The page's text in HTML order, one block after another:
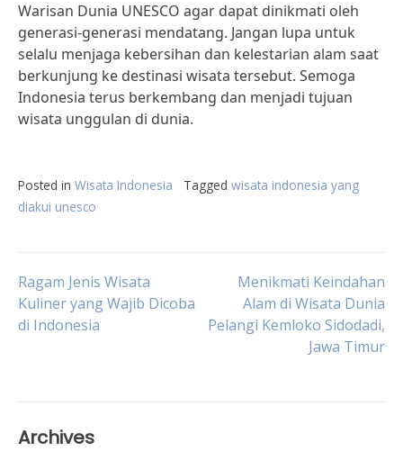
Warisan Dunia UNESCO agar dapat dinikmati oleh
generasi-generasi mendatang. Jangan lupa untuk
selalu menjaga kebersihan dan kelestarian alam saat
berkunjung ke destinasi wisata tersebut. Semoga
Indonesia terus berkembang dan menjadi tujuan
wisata unggulan di dunia.
Posted in Wisata Indonesia Tagged wisata indonesia yang
diakui unesco
Post
navigation
Ragam Jenis Wisata
Kuliner yang Wajib Dicoba
di Indonesia
Menikmati Keindahan
Alam di Wisata Dunia
Pelangi Kemloko Sidodadi,
Jawa Timur
Archives